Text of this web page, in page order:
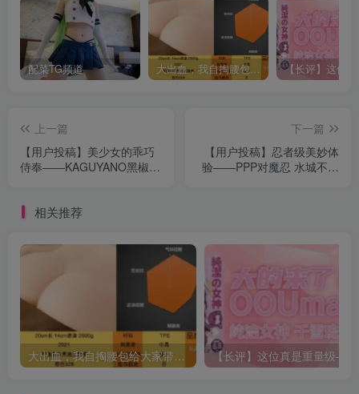
配菜TG频道 大出血，我自掏腰包给大家带来——KAGUYANO新品蜂蜜芥末酱倔强款测评
上一篇
【用户投稿】美少女的乖巧
侍奉——KAGUYANO黑椒酱
下一篇
【用户投稿】忍者级美妙体
验——PPP对魔忍 水城不知
相关推荐
大出血，我自掏腰包给大家带来——KAGUYANO新品蜂蜜芥末酱倔强款测评